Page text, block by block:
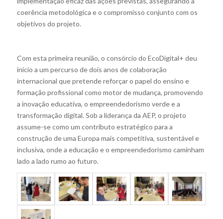
coerência metodológica e o compromisso conjunto com os
objetivos do projeto.
Com esta primeira reunião, o consórcio do EcoDigital+ deu
início a um percurso de dois anos de colaboração
internacional que pretende reforçar o papel do ensino e
formação profissional como motor de mudança, promovendo
a inovação educativa, o empreendedorismo verde e a
transformação digital. Sob a liderança da AEP, o projeto
assume-se como um contributo estratégico para a
construção de uma Europa mais competitiva, sustentável e
inclusiva, onde a educação e o empreendedorismo caminham
lado a lado rumo ao futuro.